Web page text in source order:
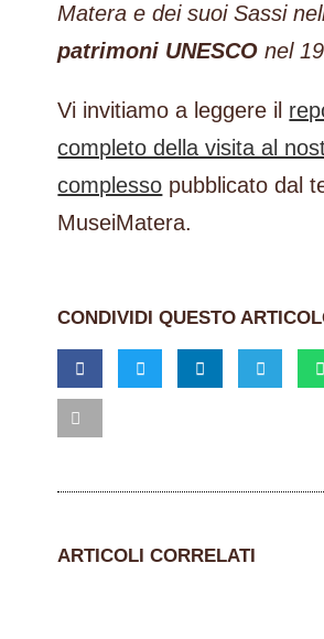
Matera e dei suoi Sassi
patrimoni UNESCOnel
Vi invitiamo a leggere il
completo della visita al
complesso pubblicato dal
MuseiMatera.
CONDIVIDI QUESTO
ARTICOLI CORRELATI